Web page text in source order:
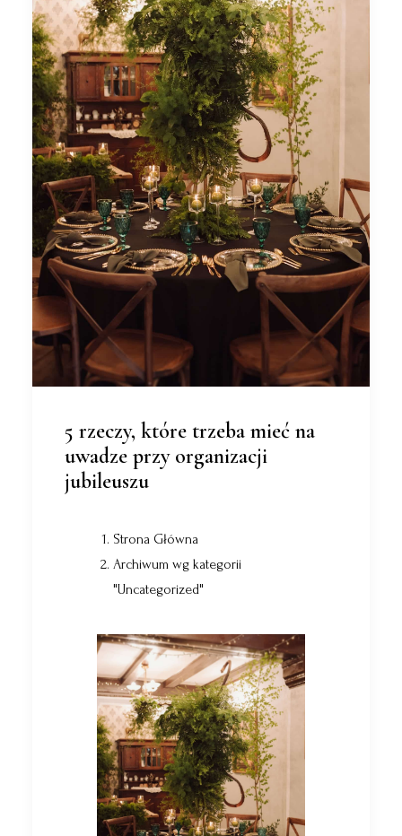
5 rzeczy, które trzeba mieć na
uwadze przy organizacji
jubileuszu
Strona Główna
Archiwum wg kategorii
"Uncategorized"